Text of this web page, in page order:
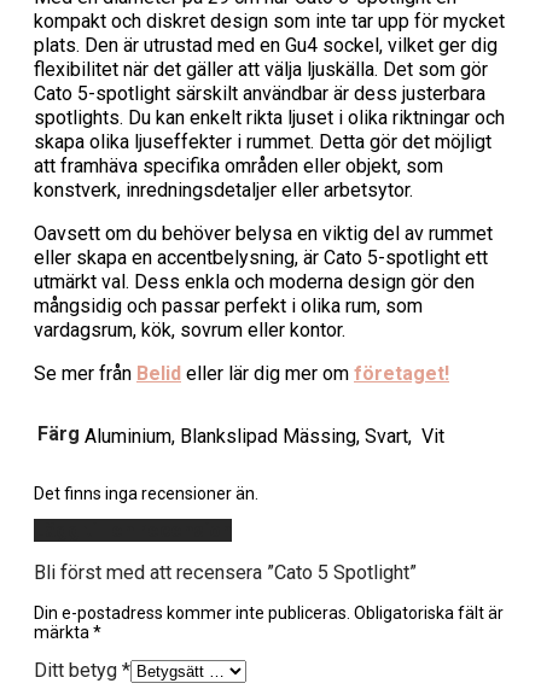
kompakt och diskret design som inte tar upp för mycket
plats. Den är utrustad med en Gu4 sockel, vilket ger dig
flexibilitet när det gäller att välja ljuskälla. Det som gör
Cato 5-spotlight särskilt användbar är dess justerbara
spotlights. Du kan enkelt rikta ljuset i olika riktningar och
skapa olika ljuseffekter i rummet. Detta gör det möjligt
att framhäva specifika områden eller objekt, som
konstverk, inredningsdetaljer eller arbetsytor.
Oavsett om du behöver belysa en viktig del av rummet
eller skapa en accentbelysning, är Cato 5-spotlight ett
utmärkt val. Dess enkla och moderna design gör den
mångsidig och passar perfekt i olika rum, som
vardagsrum, kök, sovrum eller kontor.
Se mer från Belid eller lär dig mer om företaget!
Färg Aluminium, Blankslipad Mässing, Svart, Vit
Det finns inga recensioner än.
Bli först med att recensera ”Cato 5 Spotlight”
Din e-postadress kommer inte publiceras. Obligatoriska fält är
märkta*
Ditt betyg *